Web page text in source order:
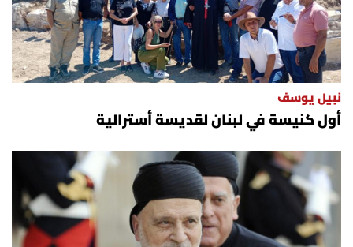
نبيل يوسف
أول كنيسة في لبنان لقديسة أسترالية